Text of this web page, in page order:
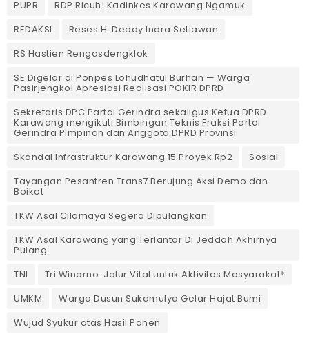
PUPR
RDP Ricuh! Kadinkes Karawang Ngamuk
REDAKSI
Reses H. Deddy Indra Setiawan
RS Hastien Rengasdengklok
SE Digelar di Ponpes Lohudhatul Burhan — Warga
Pasirjengkol Apresiasi Realisasi POKIR DPRD
Sekretaris DPC Partai Gerindra sekaligus Ketua DPRD
Karawang mengikuti Bimbingan Teknis Fraksi Partai
Gerindra Pimpinan dan Anggota DPRD Provinsi
Skandal Infrastruktur Karawang 15 Proyek Rp2
Sosial
Tayangan Pesantren Trans7 Berujung Aksi Demo dan
Boikot
TKW Asal Cilamaya Segera Dipulangkan
TKW Asal Karawang yang Terlantar Di Jeddah Akhirnya
Pulang.
TNI
Tri Winarno: Jalur Vital untuk Aktivitas Masyarakat*
UMKM
Warga Dusun Sukamulya Gelar Hajat Bumi
Wujud Syukur atas Hasil Panen